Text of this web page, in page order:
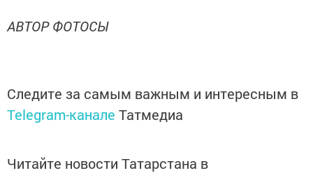
АВТОР ФОТОСЫ
Следите за самым важным и интересным в
Telegram-канале Татмедиа
Читайте новости Татарстана в